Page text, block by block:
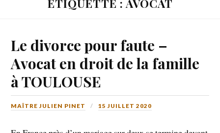
ÉTIQUETTE : AVOCAT
Le divorce pour faute –
Avocat en droit de la famille
à TOULOUSE
MAÎTRE JULIEN PINET 15 JUILLET 2020